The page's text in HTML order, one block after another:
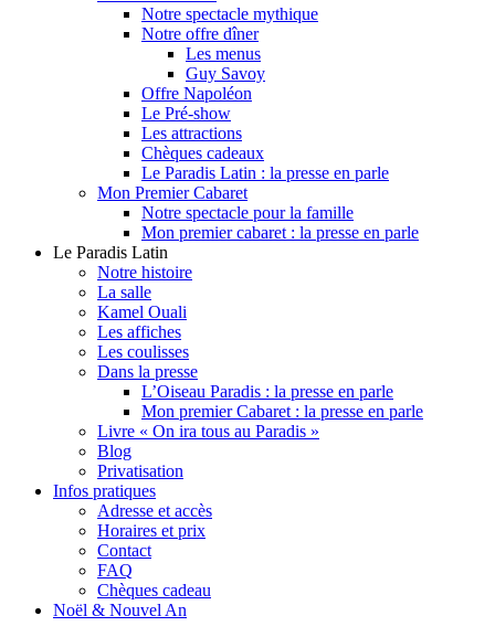
Notre spectacle mythique
Notre offre dîner
Les menus
Guy Savoy
Offre Napoléon
Le Pré-show
Les attractions
Chèques cadeaux
Le Paradis Latin : la presse en parle
Mon Premier Cabaret
Notre spectacle pour la famille
Mon premier cabaret : la presse en parle
Le Paradis Latin
Notre histoire
La salle
Kamel Ouali
Les affiches
Les coulisses
Dans la presse
L’Oiseau Paradis : la presse en parle
Mon premier Cabaret : la presse en parle
Livre « On ira tous au Paradis »
Blog
Privatisation
Infos pratiques
Adresse et accès
Horaires et prix
Contact
FAQ
Chèques cadeau
Noël & Nouvel An